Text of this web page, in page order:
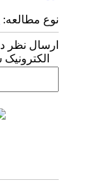
نوع مطالعه:
ارسال نظر
الکترونیک